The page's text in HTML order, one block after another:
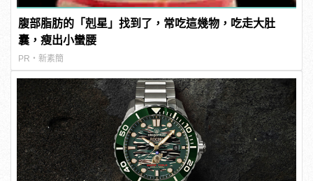
腹部脂肪的「剋星」找到了，常吃這幾物，吃走大肚
囊，瘦出小蠻腰
PR・新素簡